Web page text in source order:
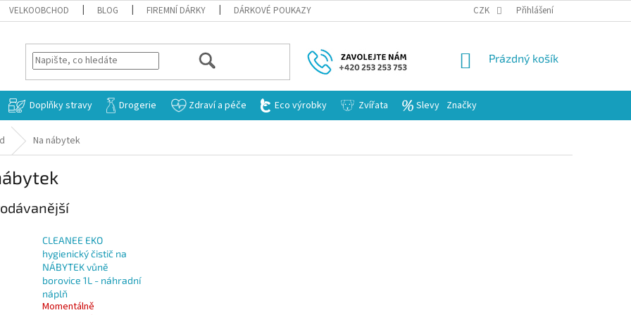
VELKOOBCHOD BLOG FIREMNÍ DÁRKY DÁRKOVÉ POUKAZY CZK Přihlášení
HLEDAT
NÁKUPNÍ
Prázdný košík
Doplňky stravy Drogerie Zdraví a péče Eco výrobky Zvířata Slevy Značky
Na nábytek
CLEANEE EKO
hygienický čistič na
NÁBYTEK vůně
borovice 1L - náhradní
náplň
Momentálně